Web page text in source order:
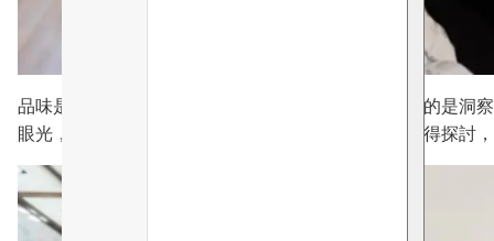
品味是以深厚廣泛知識累積轉化成為生活態度，講求的是洞
眼光，世界會立即變得不一樣。理所當然的事變得值得探討